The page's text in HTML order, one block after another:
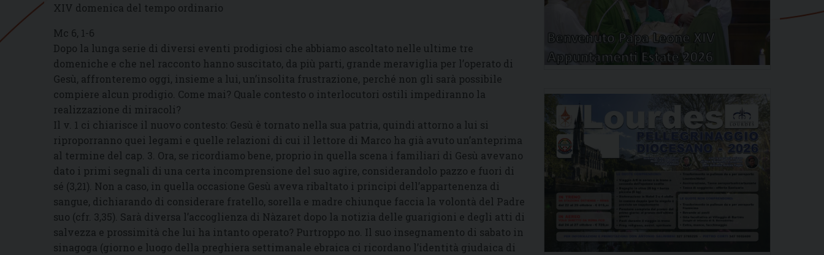
XIV domenica del tempo ordinario
Mc 6, 1-6
Dopo la lunga serie di diversi eventi prodigiosi che abbiamo ascoltato nelle ultime tre
domeniche e che nel racconto hanno suscitato, da più parti, grande meraviglia per l’operato di
Gesù, affronteremo oggi, insieme a lui, un’insolita frustrazione, perché non gli sarà possibile
compiere alcun prodigio. Come mai? Quale contesto o interlocutori ostili impediranno la
realizzazione di miracoli?
Il v. 1 ci chiarisce il nuovo contesto: Gesù è tornato nella sua patria, quindi attorno a lui si
riproporranno quei legami e quelle relazioni di cui il lettore di Marco ha già avuto un’anteprima
al termine del cap. 3. Ora, se ricordiamo bene, proprio in quella scena i familiari di Gesù avevano
dato i primi segnali di una certa incomprensione del suo agire, considerandolo pazzo e fuori di
sé (3,21). Non a caso, in quella occasione Gesù aveva ribaltato i principi dell’appartenenza di
sangue, dichiarando di considerare fratello, sorella e madre chiunque faccia la volontà del Padre
suo (cfr. 3,35). Sarà diversa l’accoglienza di Nàzaret dopo la notizia delle guarigioni e degli atti di
salvezza e prossimità che lui ha intanto operato? Purtroppo no. Il suo insegnamento di sabato in
sinagoga (giorno e luogo della preghiera settimanale ebraica ci ricordano l’identità giudaica di